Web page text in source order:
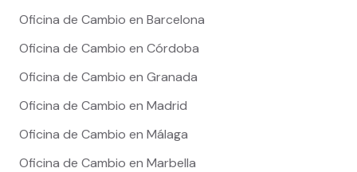
Oficina de Cambio en Barcelona
Oficina de Cambio en Córdoba
Oficina de Cambio en Granada
Oficina de Cambio en Madrid
Oficina de Cambio en Málaga
Oficina de Cambio en Marbella